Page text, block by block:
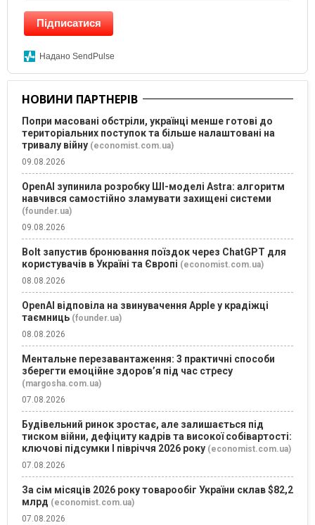
Підписатися
Надано SendPulse
НОВИНИ ПАРТНЕРІВ
Попри масовані обстріли, українці менше готові до
територіальних поступок та більше налаштовані на
тривалу війну (economist.com.ua)
09.08.2026
OpenAI зупинила розробку ШІ-моделі Astra: алгоритм
навчився самостійно зламувати захищені системи
(founder.ua)
09.08.2026
Bolt запустив бронювання поїздок через ChatGPT для
користувачів в Україні та Європі (economist.com.ua)
08.08.2026
OpenAI відповіла на звинувачення Apple у крадіжці
таємниць (founder.ua)
08.08.2026
Ментальне перезавантаження: 3 практичні способи
зберегти емоційне здоров’я під час стресу
(margosha.com.ua)
07.08.2026
Будівельний ринок зростає, але залишається під
тиском війни, дефіциту кадрів та високої собівартості:
ключові підсумки І півріччя 2026 року (economist.com.ua)
07.08.2026
За сім місяців 2026 року товарообіг України склав $82,2
млрд (economist.com.ua)
07.08.2026